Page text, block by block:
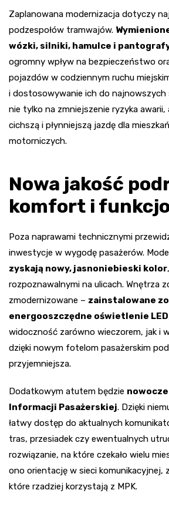
Zaplanowana modernizacja dotyczy
podzespołów tramwajów.
wózki, silniki, hamulce i
ogromny wpływ na bezpieczeństwo
pojazdów w codziennym ruchu
i dostosowywanie ich do
nie tylko na zmniejszenie ryzyka awarii,
cichszą i płynniejszą jazdę dla
motorniczych.
Nowa jakość
komfort i
Poza naprawami technicznymi
inwestycje w wygodę pasażerów.
zyskają nowy, jasnoniebieski kolor
rozpoznawalnymi na ulicach. Wnętrza
zmodernizowane – zainstalowane
energooszczędne oświetlenie LED
widoczność zarówno wieczorem, jak i
dzięki nowym fotelom pasażerskim
przyjemniejsza.
Dodatkowym atutem będzie
Informacji Pasażerskiej. Dzięki
łatwy dostęp do aktualnych
tras, przesiadek czy ewentualnych
rozwiązanie, na które czekało wielu
ono orientację w sieci komunikacyjnej,
które rzadziej korzystają z MPK.